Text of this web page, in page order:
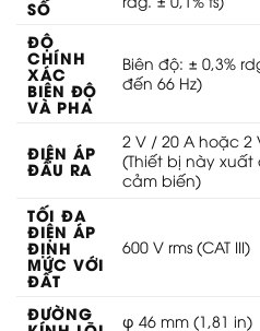
SỐ
ĐỘ
CHÍNH
XÁC
BIÊN ĐỘ
VÀ PHA
Biên độ: ± 0,3%
đến 66 Hz)
ĐIỆN ÁP
ĐẦU RA
2 V / 20 A hoặc 2
(Thiết bị này
cảm biến)
TỐI ĐA
ĐIỆN ÁP
ĐỊNH
MỨC VỚI
ĐẤT
600 V rms (CAT III)
ĐƯỜNG φ 46 mm (1,81 in)